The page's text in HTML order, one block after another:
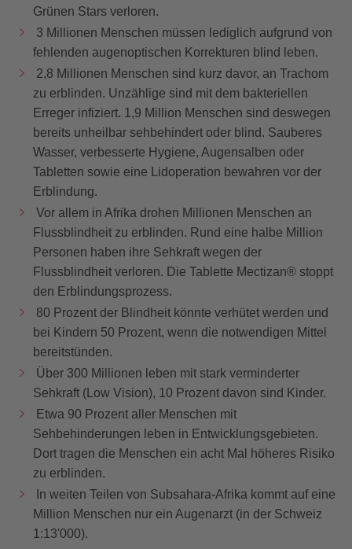
Grünen Stars verloren.
3 Millionen Menschen müssen lediglich aufgrund von
fehlenden augenoptischen Korrekturen blind leben.
2,8 Millionen Menschen sind kurz davor, an Trachom
zu erblinden. Unzählige sind mit dem bakteriellen
Erreger infiziert. 1,9 Million Menschen sind deswegen
bereits unheilbar sehbehindert oder blind. Sauberes
Wasser, verbesserte Hygiene, Augensalben oder
Tabletten sowie eine Lidoperation bewahren vor der
Erblindung.
Vor allem in Afrika drohen Millionen Menschen an
Flussblindheit zu erblinden. Rund eine halbe Million
Personen haben ihre Sehkraft wegen der
Flussblindheit verloren. Die Tablette Mectizan® stoppt
den Erblindungsprozess.
80 Prozent der Blindheit könnte verhütet werden und
bei Kindern 50 Prozent, wenn die notwendigen Mittel
bereitstünden.
Über 300 Millionen leben mit stark verminderter
Sehkraft (Low Vision), 10 Prozent davon sind Kinder.
Etwa 90 Prozent aller Menschen mit
Sehbehinderungen leben in Entwicklungsgebieten.
Dort tragen die Menschen ein acht Mal höheres Risiko
zu erblinden.
In weiten Teilen von Subsahara-Afrika kommt auf eine
Million Menschen nur ein Augenarzt (in der Schweiz
1:13'000).